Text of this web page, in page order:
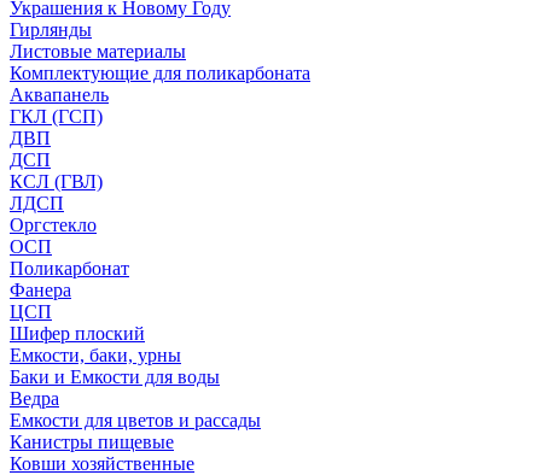
Украшения к Новому Году
Гирлянды
Листовые материалы
Комплектующие для поликарбоната
Аквапанель
ГКЛ (ГСП)
ДВП
ДСП
КСЛ (ГВЛ)
ЛДСП
Оргстекло
ОСП
Поликарбонат
Фанера
ЦСП
Шифер плоский
Емкости, баки, урны
Баки и Емкости для воды
Ведра
Емкости для цветов и рассады
Канистры пищевые
Ковши хозяйственные